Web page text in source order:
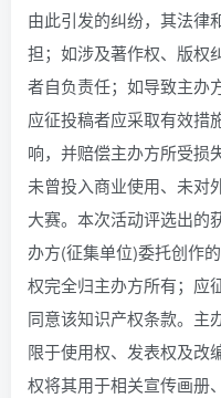
由此引发的纠纷，其法律
担；如涉及著作权、版权
者自负责任；如导致主办
应征投稿者应采取有效措
响，并赔偿主办方所受损
未曾投入商业使用、未对
大赛。本次活动评选出的
办方(征集单位)委托创作
权完全归主办方所有；应
同意该知识产权条款。主
限于使用权、发表权及改
权将其用于相关宣传画册